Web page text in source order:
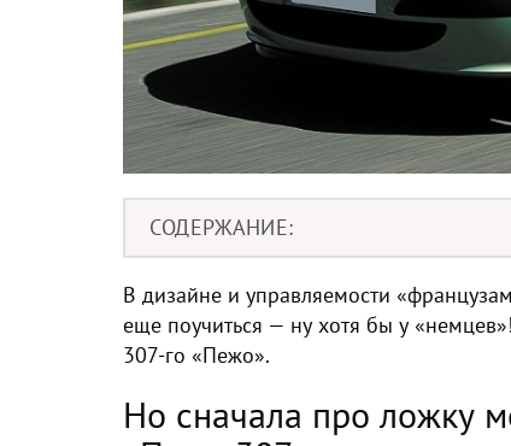
СОДЕРЖАНИЕ
В дизайне и управляемости
еще поучиться — ну хотя бы у
307-го «Пежо».
Но сначала про ложку